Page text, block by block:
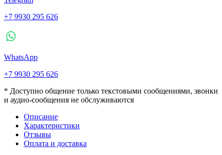
+7 9930 295 626
WhatsApp
+7 9930 295 626
* Доступно общение только текстовыми сообщениями, звонки
и аудио-сообщения не обслуживаются
Описание
Характеристики
Отзывы
Оплата и доставка